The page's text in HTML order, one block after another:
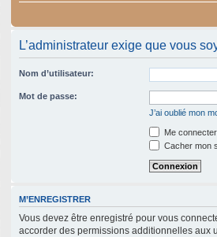
L’administrateur exige que vous
Nom d’utilisateur:
Mot de passe:
J’ai oublié mon
Me
Cacher mon
M’ENREGISTRER
Vous devez être enregistré pour vous
accorder des permissions additionnelles aux